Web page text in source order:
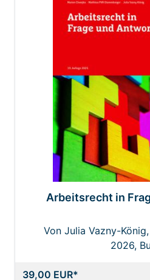
Arbeitsrecht in
Von Julia Vazny-
Matthias Piffl-
2026,
39,00 EUR